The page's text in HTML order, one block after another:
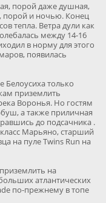
порой даже душная,
порой и ночью. Конец
тепла. Ветра дули как
между 14-16
в норму для этого
появилась
Белоусиха только
приземлить
Воронья. Но гостям
а также приличная
до подсачника .
Марьяно, старший
на пуле Twins Run на
на
атлантических
по-прежнему в топе